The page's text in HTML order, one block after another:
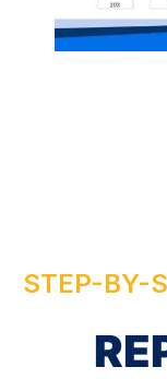
STEP-BY-
RE